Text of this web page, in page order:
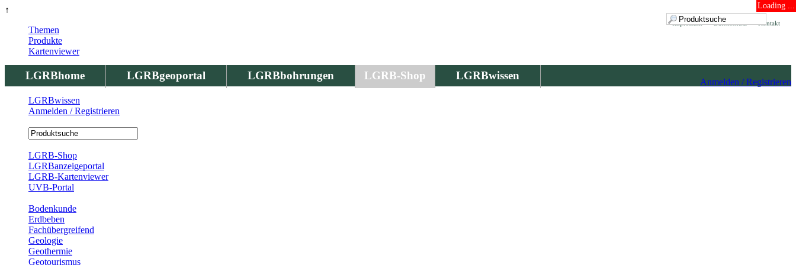
↑ Loading ...
Kontakt
Datenschutz
Impressum
LGRBhome LGRBgeoportal LGRBbohrungen LGRB-Shop LGRBwissen
Anmelden / Registrieren
Themen
Produkte
Kartenviewer
LGRBwissen
Anmelden / Registrieren
LGRB-Shop
LGRBanzeigeportal
LGRB-Kartenviewer
UVB-Portal
Bodenkunde
Erdbeben
Fachübergreifend
Geologie
Geothermie
Geotourismus